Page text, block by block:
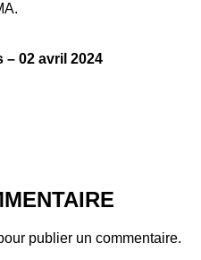
– 02 avril 2024
publier un commentaire.